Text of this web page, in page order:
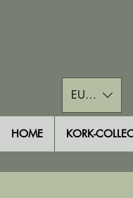
EUR (€)
HOME KORK-